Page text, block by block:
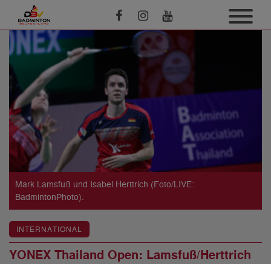
Mark Lamsfuß und Isabel Herttrich (Foto/LIVE:
BadmintonPhoto).
INTERNATIONAL
YONEX Thailand Open: Lamsfuß/Herttrich